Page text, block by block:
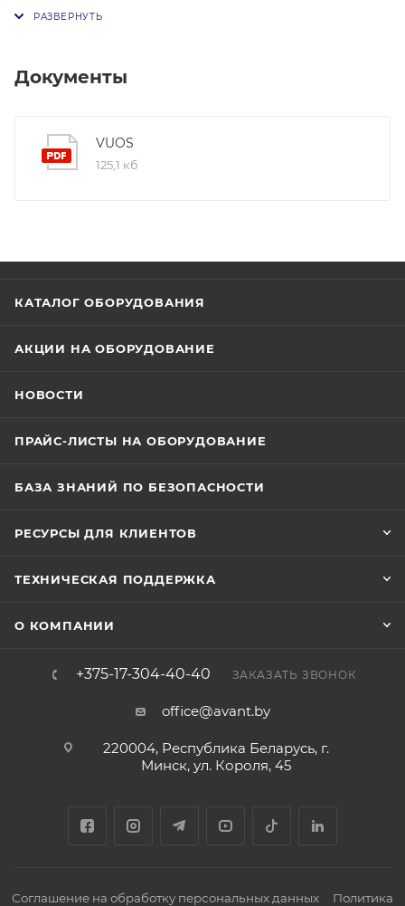
аналогичных.
Документы
VUOS
125,1 кб
КАТАЛОГ ОБОРУДОВАНИЯ
АКЦИИ НА ОБОРУДОВАНИЕ
НОВОСТИ
ПРАЙС-ЛИСТЫ НА ОБОРУДОВАНИЕ
БАЗА ЗНАНИЙ ПО БЕЗОПАСНОСТИ
РЕСУРСЫ ДЛЯ КЛИЕНТОВ
ТЕХНИЧЕСКАЯ ПОДДЕРЖКА
О КОМПАНИИ
+375-17-304-40-40 ЗАКАЗАТЬ ЗВОНОК
office@avant.by
220004, Республика Беларусь, г.
Минск, ул. Короля, 45
Соглашение на обработку персональных данных Политика